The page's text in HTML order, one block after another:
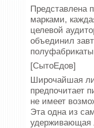
Представлена
марками,
целевой
объединил
[СытоЕдов]
Широчайшая
предпочитает
не имеет
Эта одна из
удерживающая